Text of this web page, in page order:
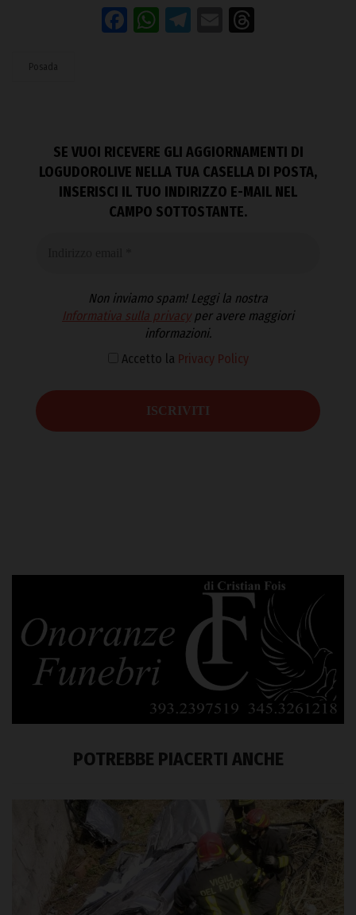
Facebook
WhatsApp
Telegram
Email
Posada
SE VUOI RICEVERE GLI AGGIORNAMENTI DI
LOGUDOROLIVE NELLA TUA CASELLA DI POSTA,
INSERISCI IL TUO INDIRIZZO E-MAIL NEL
CAMPO SOTTOSTANTE.
Non inviamo spam! Leggi la nostra
Informativa sulla privacyper avere maggiori
informazioni.
Accetto la Privacy Policy
POTREBBE PIACERTI ANCHE